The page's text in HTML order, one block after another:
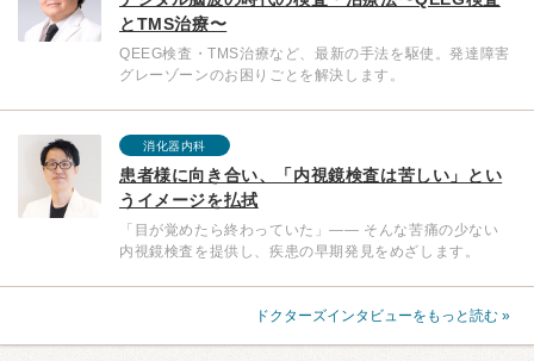
とTMS治療〜
QEEG検査・TMS治療など、最新の手法を駆使。発達障害
グレーゾーンのお困りごとを解決します。
消化器内科
患者様に向き合い、「内視鏡検査は苦しい」とい
うイメージを払拭
「目が覚めたら終わっていた」—— そんな苦痛の少ない
内視鏡検査を提供し、疾患の早期発見をめざします。
ドクターズインタビューをもっと読む »